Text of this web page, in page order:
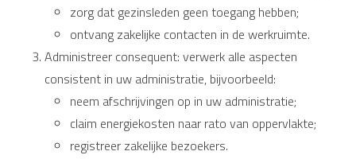
zorg dat gezinsleden geen toegang hebben;
ontvang zakelijke contacten in de werkruimte.
Administreer consequent: verwerk alle aspecten
consistent in uw administratie, bijvoorbeeld:
neem afschrijvingen op in uw administratie;
claim energiekosten naar rato van oppervlakte;
registreer zakelijke bezoekers.